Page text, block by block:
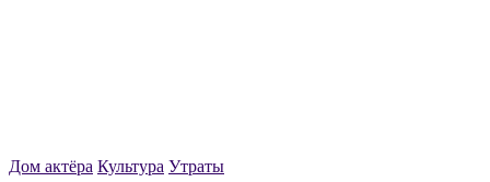
Дом актёра Культура Утраты